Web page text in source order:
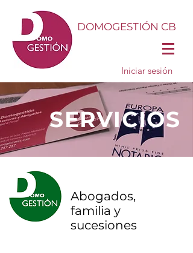
DOMOGESTIÓN CB
Iniciar sesión
SERVICIOS
Abogados,
familia y
sucesiones